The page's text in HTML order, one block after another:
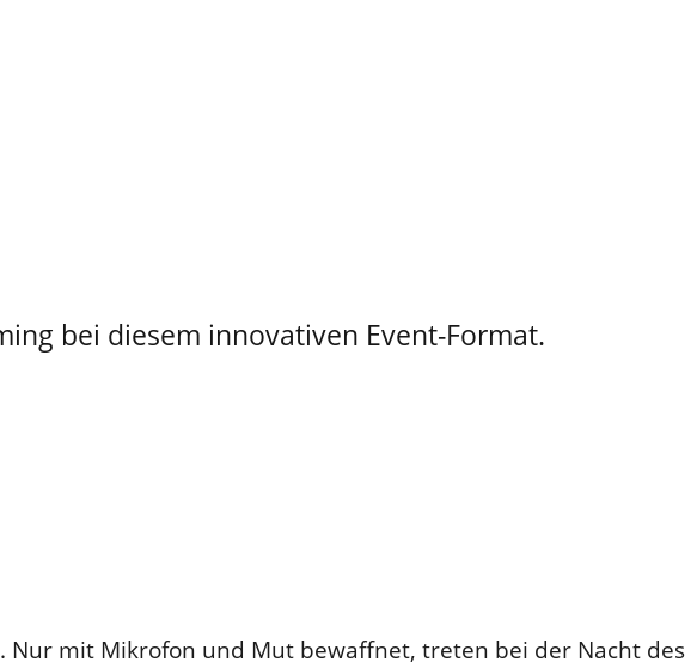
bei diesem innovativen Event-Format.
Nur mit Mikrofon und Mut bewaffnet, treten bei der Nacht des